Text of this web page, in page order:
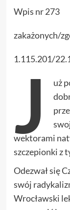
Wpis nr 273
zakażonych/
1.115.201/
J
uż
wektorami
szczepionki z
Odezwał się
swój
Wrocławski